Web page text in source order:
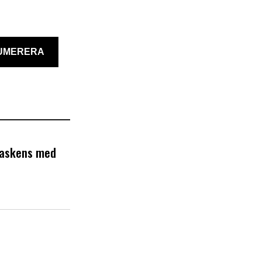
med